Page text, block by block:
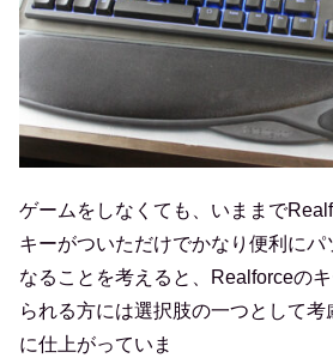
ゲームをしなくても、いままで
キーがついただけでかなり便利にパ
なることを考えると、Realforceの
られる方には選択肢の一つとして考
に仕上がっていま